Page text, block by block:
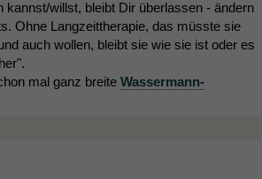
kannst/willst, bleibt Dir überlassen - ändern
Ohne Langzeittherapie, das müsste sie
auch wollen, bleibt sie wie sie ist oder es
mal ganz breite Wassermann-